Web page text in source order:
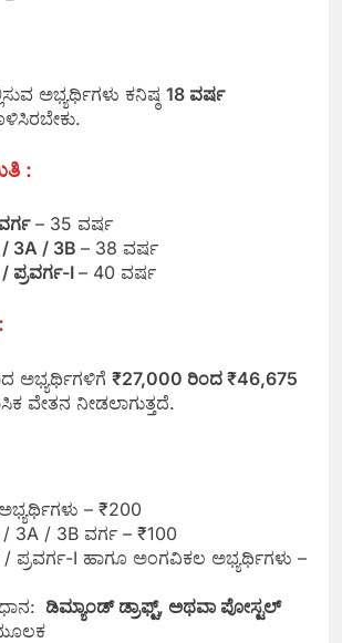
ಅಭ್ಯರ್ಥಿಗಳು ಕನಿಷ್ಠ 18 ವರ್ಷ
:
– 35 ವರ್ಷ
3A / 3B – 38 ವರ್ಷ
ಪ್ರವರ್ಗ-I – 40 ವರ್ಷ
ಅಭ್ಯರ್ಥಿಗಳಿಗೆ ₹27,000 ರಿಂದ ₹46,675
ವೇತನ ನೀಡಲಾಗುತ್ತದೆ.
– ₹200
3A / 3B ವರ್ಗ – ₹100
/ ಪ್ರವರ್ಗ-I ಹಾಗೂ ಅಂಗವಿಕಲ ಅಭ್ಯರ್ಥಿಗಳು –
ಡಿಮ್ಯಾಂಡ್‌ ಡ್ರಾಫ್ಟ್‌, ಅಥವಾ ಪೋಸ್ಟಲ್